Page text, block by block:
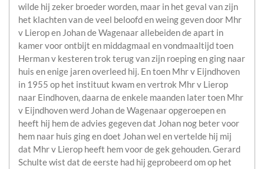
wilde hij zeker broeder worden, maar in het geval van zijn
het klachten van de veel beloofd en weing geven door Mhr
v Lierop en Johan de Wagenaar allebeiden de apart in
kamer voor ontbijt en middagmaal en vondmaaltijd toen
Herman v kesteren trok terug van zijn roeping en ging naar
huis en enige jaren overleed hij. En toen Mhr v Eijndhoven
in 1955 op het instituut kwam en vertrok Mhr v Lierop
naar Eindhoven, daarna de enkele maanden later toen Mhr
v Eijndhoven werd Johan de Wagenaar opgeroepen en
heeft hij hem de advies gegeven dat Johan nog beter voor
hem naar huis ging en doet Johan wel en vertelde hij mij
dat Mhr v Lierop heeft hem voor de gek gehouden. Gerard
Schulte wist dat de eerste had hij geprobeerd om op het